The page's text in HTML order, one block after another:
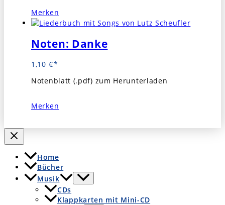
Merken
Noten: Danke
1,10 €
Notenblatt (.pdf) zum Herunterladen
Merken
Home
Bücher
Musik
CDs
Klappkarten mit Mini-CD